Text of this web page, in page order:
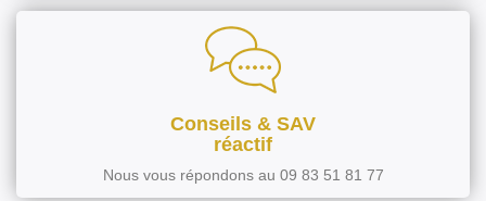
Conseils & SAV
réactif
Nous vous répondons au 09 83 51 81 77